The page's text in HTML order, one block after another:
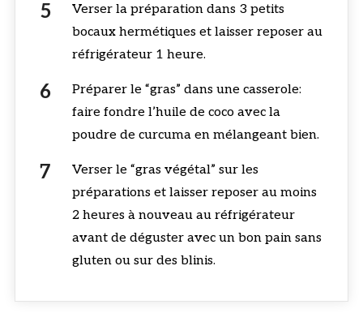
Verser la préparation dans 3 petits
bocaux hermétiques et laisser reposer au
réfrigérateur 1 heure.
Préparer le “gras” dans une casserole:
faire fondre l’huile de coco avec la
poudre de curcuma en mélangeant bien.
Verser le “gras végétal” sur les
préparations et laisser reposer au moins
2 heures à nouveau au réfrigérateur
avant de déguster avec un bon pain sans
gluten ou sur des blinis.